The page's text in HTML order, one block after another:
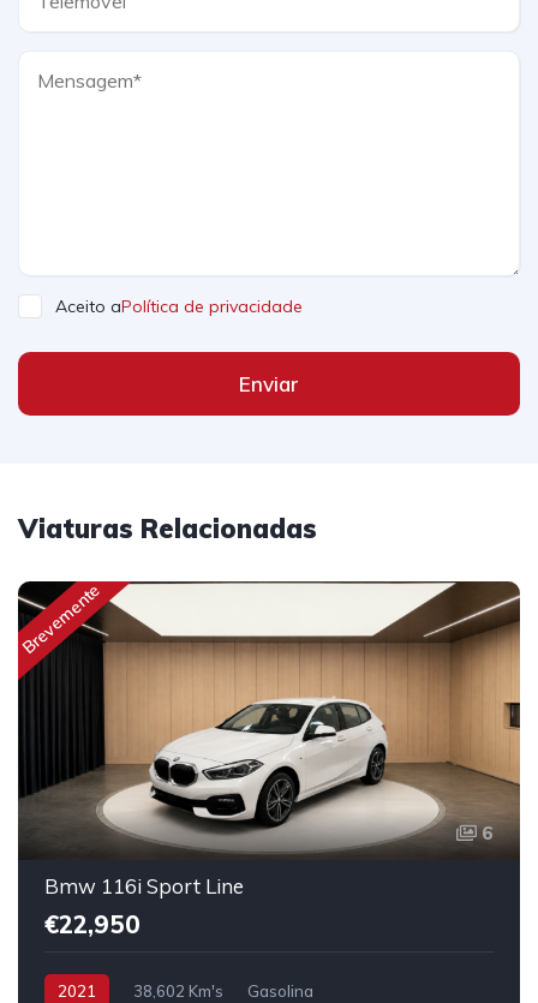
Aceito aPolítica de privacidade
Enviar
Viaturas Relacionadas
Brevemente
6
Bmw 116i Sport Line
€22,950
2021 38,602 Km's Gasolina